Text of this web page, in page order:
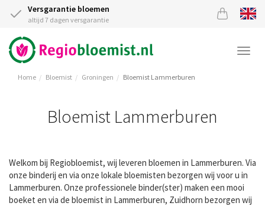
Versgarantie bloemen
altijd 7 dagen versgarantie
Home Bloemist Groningen Bloemist Lammerburen
Bloemist Lammerburen
Welkom bij Regiobloemist, wij leveren bloemen in Lammerburen. Via
onze binderij en via onze lokale bloemisten bezorgen wij voor u in
Lammerburen. Onze professionele binder(ster) maken een mooi
boeket en via de bloemist in Lammerburen, Zuidhorn bezorgen wij